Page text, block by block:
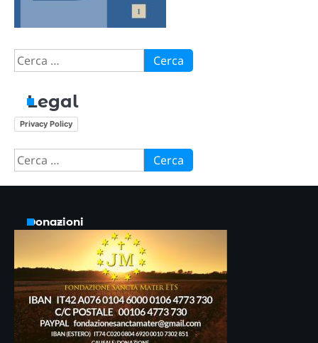
Ricerca
per:
Legal
Privacy Policy
Ricerca
per:
Donazioni